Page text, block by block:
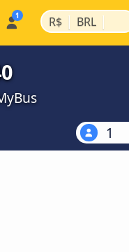
R$ | BRL |
1